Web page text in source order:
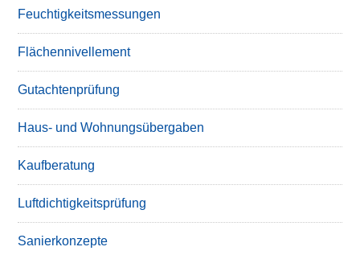
Feuchtigkeitsmessungen
Flächennivellement
Gutachtenprüfung
Haus- und Wohnungsübergaben
Kaufberatung
Luftdichtigkeitsprüfung
Sanierkonzepte